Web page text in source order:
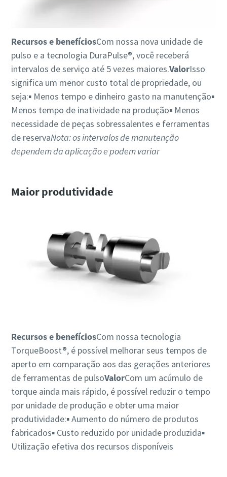
Recursos e benefíciosCom nossa nova unidade de
pulso e a tecnologia DuraPulse®, você receberá
intervalos de serviço até 5 vezes maiores.ValorIsso
significa um menor custo total de propriedade, ou
seja:▪ Menos tempo e dinheiro gasto na manutenção▪
Menos tempo de inatividade na produção▪ Menos
necessidade de peças sobressalentes e ferramentas
de reservaNota: os intervalos de manutenção
dependem da aplicação e podem variar
Maior produtividade
Recursos e benefíciosCom nossa tecnologia
TorqueBoost®, é possível melhorar seus tempos de
aperto em comparação aos das gerações anteriores
de ferramentas de pulsoValorCom um acúmulo de
torque ainda mais rápido, é possível reduzir o tempo
por unidade de produção e obter uma maior
produtividade:▪ Aumento do número de produtos
fabricados▪ Custo reduzido por unidade produzida▪
Utilização efetiva dos recursos disponíveis